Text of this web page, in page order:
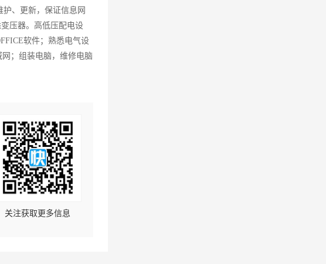
、更新，保证信息网
压器。高低压配电设
软件；熟悉电气设
；组装电脑，维修电脑
关注获取更多信息